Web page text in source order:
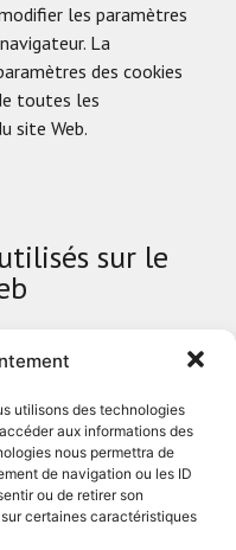
utilisons des technologies
aux informations des
nous permettra de
de navigation ou les ID
ou de retirer son
certaines caractéristiques
les paramètres
La
des cookies
toutes les
site Web.
sur le
analytiques aident
examinent le
Web, collectent des
sans identifier les
Google Analytics
que les données
site Web.